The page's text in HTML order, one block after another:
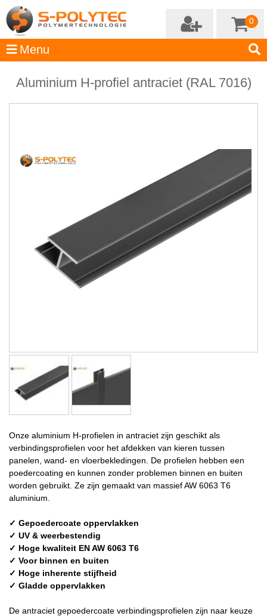
0
Aluminium H-profiel antraciet (RAL 7016)
Onze aluminium H-profielen in antraciet zijn geschikt als
verbindingsprofielen voor het afdekken van kieren tussen
panelen, wand- en vloerbekledingen. De profielen hebben een
poedercoating en kunnen zonder problemen binnen en buiten
worden gebruikt. Ze zijn gemaakt van massief AW 6063 T6
aluminium.
✓ Gepoedercoate oppervlakken
✓ UV & weerbestendig
✓ Hoge kwaliteit EN AW 6063 T6
✓ Voor binnen en buiten
✓ Hoge inherente stijfheid
✓ Gladde oppervlakken
De antraciet gepoedercoate verbindingsprofielen zijn naar keuze